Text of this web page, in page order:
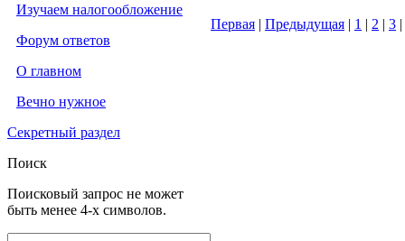
Изучаем налогообложение
Форум ответов
О главном
Вечно нужное
Секретный раздел
Поиск
Поисковый запрос не может
быть менее 4-х символов.
Первая | Предыдущая | 1 | 2 | 3 |